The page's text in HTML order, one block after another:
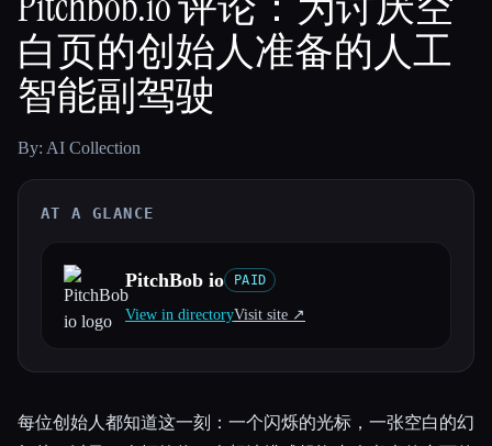
🎓学生 🎬 创作者
博客
所有分类
白页的创始人准备的人工
智能副驾驶
By: AI Collection
AT A GLANCE
PitchBob io PAID
View in directoryVisit site ↗︎
每位创始人都知道这一刻：一个闪烁的光标，一张空白的幻